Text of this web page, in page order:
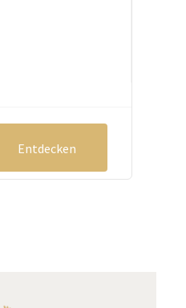
Entdecken